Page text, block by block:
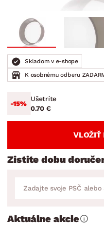
Skladom v e-shope
K osobnému odberu
-15%
Ušetríte
0.70 €
VLOŽIŤ
Zistite dobu
Aktuálne akcie